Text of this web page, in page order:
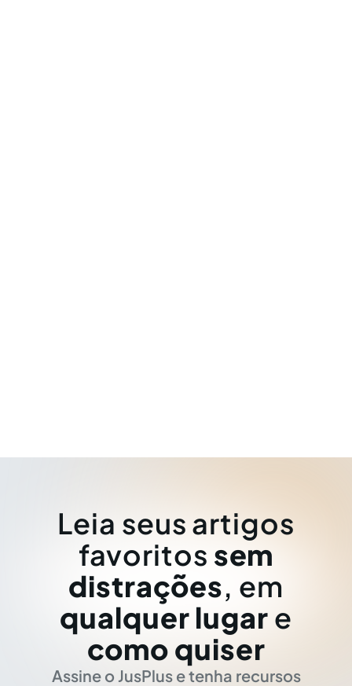
Leia seus artigos
favoritos sem
distrações, em
qualquer lugar e
como quiser
Assine o JusPlus e tenha recursos